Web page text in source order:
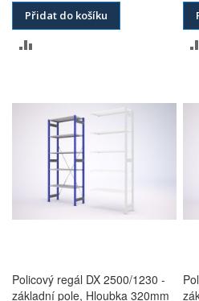
Přidat do košíku
POROVNÁNÍ
Policový regál DX 2500/1230 -
základní pole, Hloubka 320mm